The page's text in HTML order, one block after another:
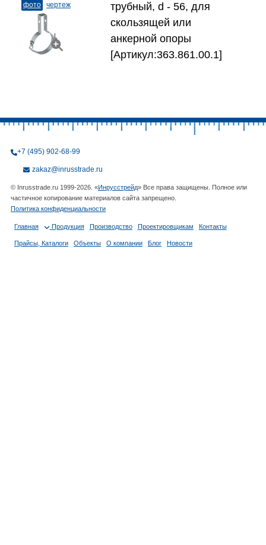
фото чертеж
трубный, d - 56, для
скользящей или
анкерной опоры
[Артикул:363.861.00.1]
+7 (495) 902-68-99
zakaz@inrusstrade.ru
© Inrusstrade.ru 1999-2026. «Инрусстрейд» Все права защищены. Полное или
частичное копирование материалов сайта запрещено.
Политика конфиденциальности
Главная Продукция Производство Проектировщикам Контакты
Прайсы, Каталоги Объекты О компании Блог Новости